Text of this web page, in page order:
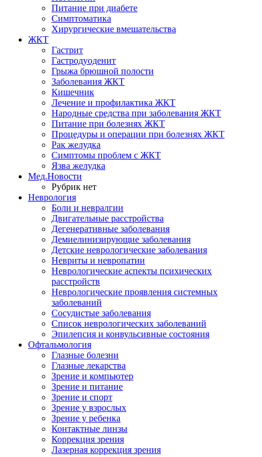
Питание при диабете
Симптоматика
Хирургические вмешательства
ЖКТ
Гастрит
Гастродуоденит
Грыжа брюшной полости
Заболевания ЖКТ
Кишечник
Лечение и профилактика ЖКТ
Народные средства при заболевания ЖКТ
Питание при болезнях ЖКТ
Процедуры и операции при болезнях ЖКТ
Рак желудка
Симптомы проблем с ЖКТ
Язва желудка
Мед.Новости
Рубрик нет
Неврология
Боли и невралгии
Двигательные расстройства
Дегенеративные заболевания
Демиелинизирующие заболевания
Детские неврологические заболевания
Невриты и невропатии
Неврологические аспекты психических
расстройств
Неврологические проявления системных
заболеваний
Сосудистые заболевания
Список неврологических заболеваний
Эпилепсия и конвульсивные состояния
Офтальмология
Глазные болезни
Глазные лекарства
Зрение и компьютер
Зрение и питание
Зрение и спорт
Зрение у взрослых
Зрение у ребенка
Контактные линзы
Коррекция зрения
Лазерная коррекция зрения